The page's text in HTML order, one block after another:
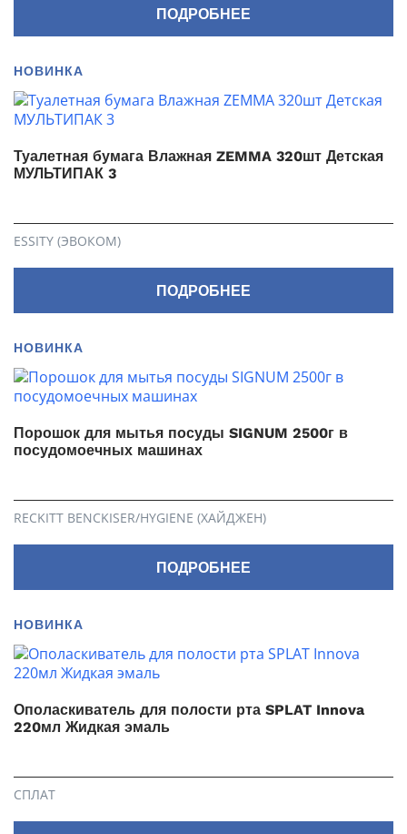
ПОДРОБНЕЕ
НОВИНКА
Туалетная бумага Влажная ZEMMA 320шт Детская
МУЛЬТИПАК 3
ESSITY (ЭВОКОМ)
ПОДРОБНЕЕ
НОВИНКА
Порошок для мытья посуды SIGNUM 2500г в
посудомоечных машинах
RECKITT BENCKISER/HYGIENE (ХАЙДЖЕН)
ПОДРОБНЕЕ
НОВИНКА
Ополаскиватель для полости рта SPLAT Innova
220мл Жидкая эмаль
СПЛАТ